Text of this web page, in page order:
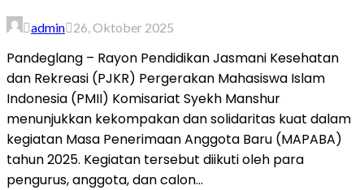
admin 26, Oktober 2025
Pandeglang – Rayon Pendidikan Jasmani Kesehatan
dan Rekreasi (PJKR) Pergerakan Mahasiswa Islam
Indonesia (PMII) Komisariat Syekh Manshur
menunjukkan kekompakan dan solidaritas kuat dalam
kegiatan Masa Penerimaan Anggota Baru (MAPABA)
tahun 2025. Kegiatan tersebut diikuti oleh para
pengurus, anggota, dan calon...